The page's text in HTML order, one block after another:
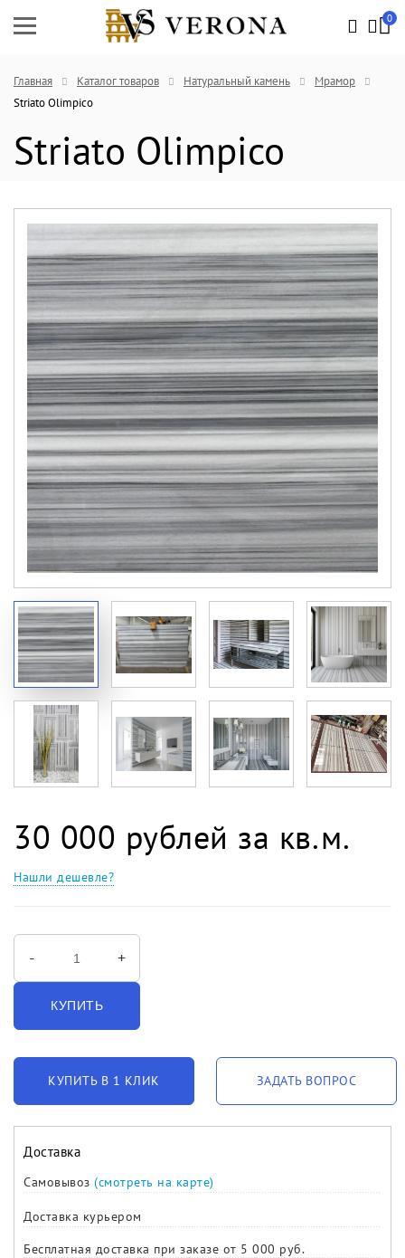
0
Главная Каталог товаров Натуральный камень
Мрамор
Striato Olimpico
Striato Olimpico
30 000 рублей за кв.м.
Нашли дешевле?
- +
КУПИТЬ
КУПИТЬ В 1 КЛИК ЗАДАТЬ ВОПРОС
Доставка
Самовывоз (смотреть на карте)
Доставка курьером
Бесплатная доставка при заказе от 5 000 руб.